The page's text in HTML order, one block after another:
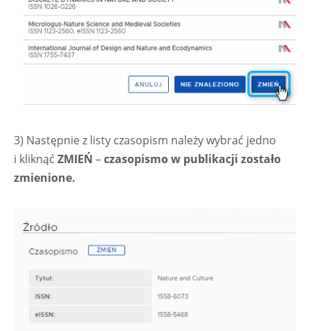
3) Następnie z listy czasopism należy wybrać jedno
i kliknąć ZMIEŃ –czasopismo w publikacji zostało
zmienione.